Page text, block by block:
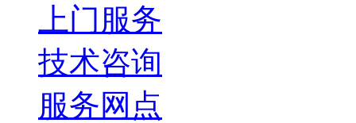
上门服务
技术咨询
服务网点